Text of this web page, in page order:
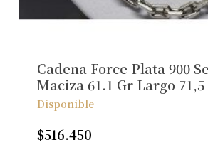
Cadena Force Plata 900
Maciza 61.1 Gr Largo 71,5
Disponible
$516.450